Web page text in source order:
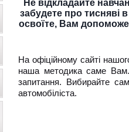
Не відкладайте
забудете про тисняві
освоїте, Вам допоможе
На офіційному сайті
наша методика саме
запитання. Вибирайте
автомобіліста.